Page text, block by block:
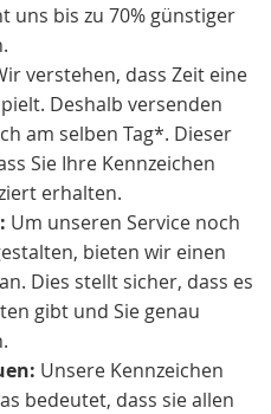
uns bis zu 70% günstiger
verstehen, dass Zeit eine
Deshalb versenden
am selben Tag*. Dieser
Sie Ihre Kennzeichen
erhalten.
Um unseren Service noch
bieten wir einen
Dies stellt sicher, dass es
gibt und Sie genau
Unsere Kennzeichen
bedeutet, dass sie allen